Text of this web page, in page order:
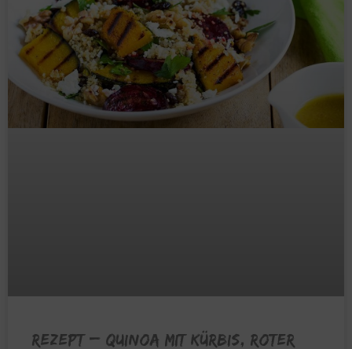
REZEPT – Quinoa mit Kürbis, Roter